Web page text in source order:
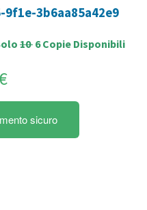
10 6 Copie Disponibili
sicuro